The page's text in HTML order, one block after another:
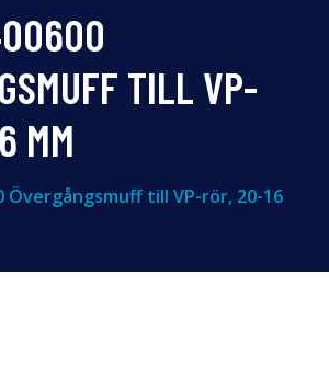
TILL VP-
MM
Övergångsmuff till VP-rör, 20-16